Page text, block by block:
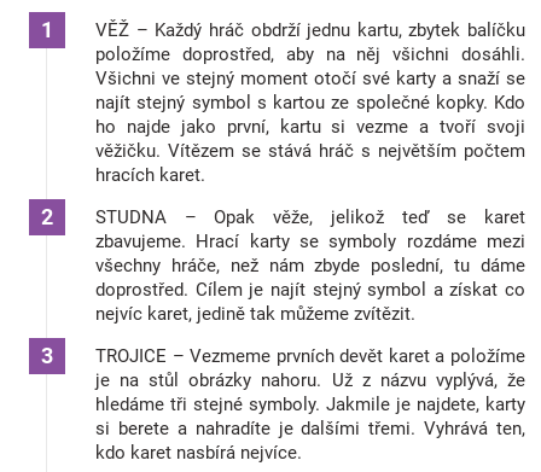
Novinky
Hračkářství
Přihlášení
VĚŽ – Každý hráč obdrží jednu kartu, zbytek balíčku
položíme doprostřed, aby na něj všichni dosáhli.
Všichni ve stejný moment otočí své karty a snaží se
najít stejný symbol s kartou ze společné kopky. Kdo
ho najde jako první, kartu si vezme a tvoří svoji
věžičku. Vítězem se stává hráč s největším počtem
hracích karet.
STUDNA – Opak věže, jelikož teď se karet
zbavujeme. Hrací karty se symboly rozdáme mezi
všechny hráče, než nám zbyde poslední, tu dáme
doprostřed. Cílem je najít stejný symbol a získat co
nejvíc karet, jedině tak můžeme zvítězit.
TROJICE – Vezmeme prvních devět karet a položíme
je na stůl obrázky nahoru. Už z názvu vyplývá, že
hledáme tři stejné symboly. Jakmile je najdete, karty
si berete a nahradíte je dalšími třemi. Vyhrává ten,
kdo karet nasbírá nejvíce.